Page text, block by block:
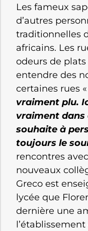
Les fameux
d’autres
traditionnelles
africains. Les
odeurs de
entendre des
certaines rues «
vraiment plu.
vraiment dans
souhaite à
toujours le
rencontres
nouveaux
Greco est
lycée que
dernière une
l’établissement